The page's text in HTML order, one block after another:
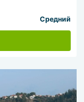
Средний